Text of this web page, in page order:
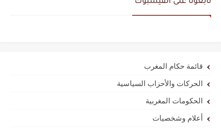
تابعونا على الفيسبوك
قائمة حكام المغرب
الحركات والأحزاب السياسية
الحكومات المغربية
أعلام وشخصيات